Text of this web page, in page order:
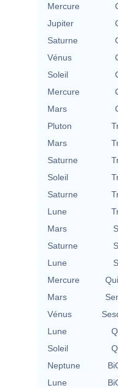
Mercure
Jupiter
Saturne
Vénus
Soleil
Mercure
Mars
Pluton
Mars
Saturne
Soleil
Saturne
Lune
Mars
Saturne
Lune
Mercure
Mars
Vénus
Lune
Soleil
Neptune
Lune